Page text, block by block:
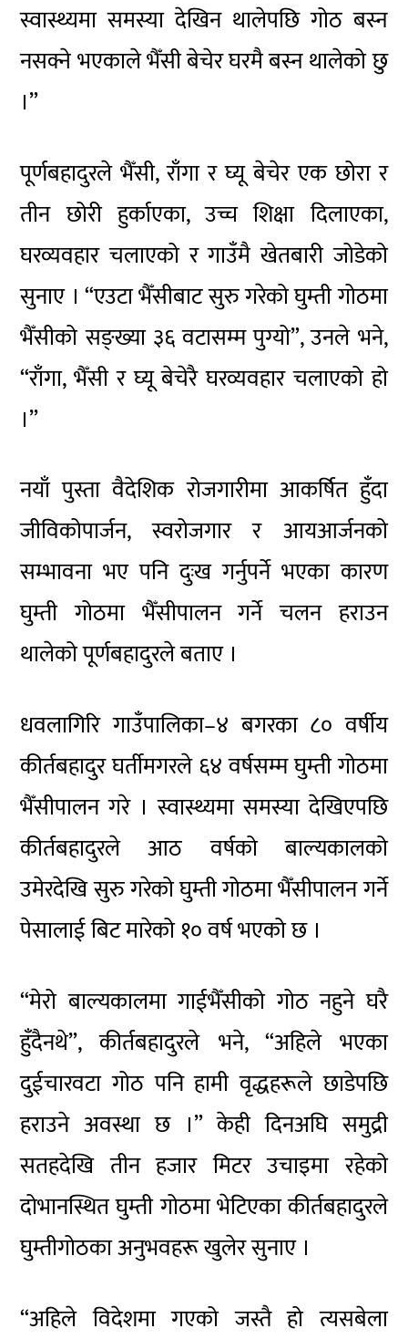
स्वास्थ्यमा समस्या देखिन थालेपछि गोठ बस्न
नसक्ने भएकाले भैँसी बेचेर घरमै बस्न थालेको छु
।”
पूर्णबहादुरले भैँसी, राँगा र घ्यू बेचेर एक छोरा र
तीन छोरी हुर्काएका, उच्च शिक्षा दिलाएका,
घरव्यवहार चलाएको र गाउँमै खेतबारी जोडेको
सुनाए । “एउटा भैँसीबाट सुरु गरेको घुम्ती गोठमा
भैँसीको सङ्ख्या ३६ वटासम्म पुग्यो”, उनले भने,
“राँगा, भैँसी र घ्यू बेचेरै घरव्यवहार चलाएको हो
।”
नयाँ पुस्ता वैदेशिक रोजगारीमा आकर्षित हुँदा
जीविकोपार्जन, स्वरोजगार र आयआर्जनको
सम्भावना भए पनि दुःख गर्नुपर्ने भएका कारण
घुम्ती गोठमा भैँसीपालन गर्ने चलन हराउन
थालेको पूर्णबहादुरले बताए ।
धवलागिरि गाउँपालिका–४ बगरका ८० वर्षीय
कीर्तबहादुर घर्तीमगरले ६४ वर्षसम्म घुम्ती गोठमा
भैँसीपालन गरे । स्वास्थ्यमा समस्या देखिएपछि
कीर्तबहादुरले आठ वर्षको बाल्यकालको
उमेरदेखि सुरु गरेको घुम्ती गोठमा भैँसीपालन गर्ने
पेसालाई बिट मारेको १० वर्ष भएको छ ।
“मेरो बाल्यकालमा गाईभैँसीको गोठ नहुने घरै
हुँदैनथे”, कीर्तबहादुरले भने, “अहिले भएका
दुईचारवटा गोठ पनि हामी वृद्धहरूले छाडेपछि
हराउने अवस्था छ ।” केही दिनअघि समुद्री
सतहदेखि तीन हजार मिटर उचाइमा रहेको
दोभानस्थित घुम्ती गोठमा भेटिएका कीर्तबहादुरले
घुम्तीगोठका अनुभवहरू खुलेर सुनाए ।
“अहिले विदेशमा गएको जस्तै हो त्यसबेला